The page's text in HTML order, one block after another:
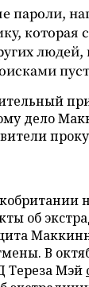
пароли,
которая
людей,
дело
об
В
Тереза Мэй